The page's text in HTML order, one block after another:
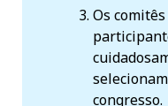
Os
congresso.